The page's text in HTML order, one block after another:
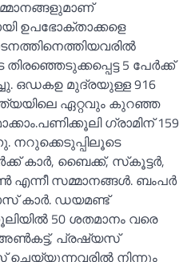
ഉപഭോക്താക്കളെ
5 പേര്‍ക്ക്
ഒഡകഉ മുദ്രയുള്ള 916
ഏറ്റവും കുറഞ്ഞ
ഗ്രാമിന് 159
നറുക്കെടുപ്പിലൂടെ
കാര്‍, ബൈക്ക്, സ്‌കൂട്ടര്‍,
സമ്മാനങ്ങള്‍. ബംപര്‍
കാര്‍. ഡയമണ്ട്
50 ശതമാനം വരെ
പ്രഷ്യസ്
നിന്നും